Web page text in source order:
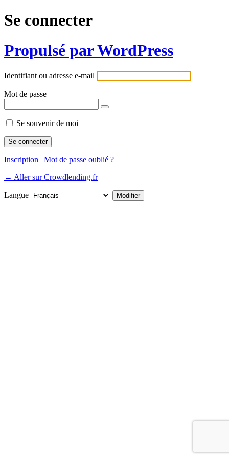
Se connecter
Propulsé par WordPress
Identifiant ou adresse e-mail
Mot de passe
Se souvenir de moi
Inscription | Mot de passe oublié ?
← Aller sur Crowdlending.fr
Langue